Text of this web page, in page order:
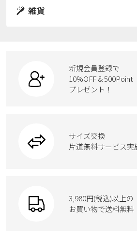
スニーカー
カジュアルシューズ
ワークシューズ
ウェア
moz
ローファー
ブーツ
Parade
サンダル
スクール
new balance
ボディバッグ
ハンドバッグ
トートバッグ
雑貨
ケア用品
新規会員登録で
10%OFF & 500Point
プレゼント！
サイズ交換
片道無料サービス実
3,980円(税込)以上の
お買い物で送料無料